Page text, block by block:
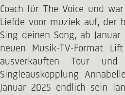
Coach für The Voice und
Liefde voor muziek auf, der
Sing deinen Song, ab
neuen Musik-TV-Format
ausverkauften Tour
Singleauskopplung
Januar 2025 endlich sein